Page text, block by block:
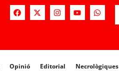
Opinió Editorial Necrològiques